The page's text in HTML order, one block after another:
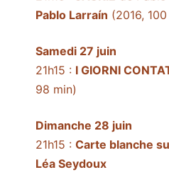
Pablo Larraín (2016,
Samedi 27 juin
21h15 : I GIORNI
98 min)
Dimanche 28 juin
21h15 : Carte blanche
Léa Seydoux